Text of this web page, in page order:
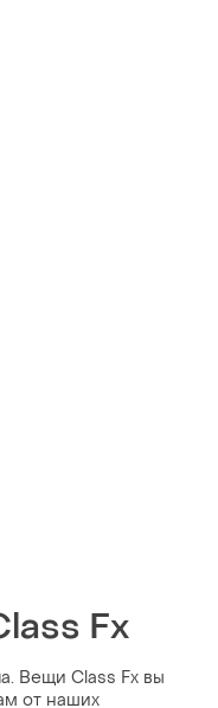
Fx
Вещи Class Fx вы
от наших